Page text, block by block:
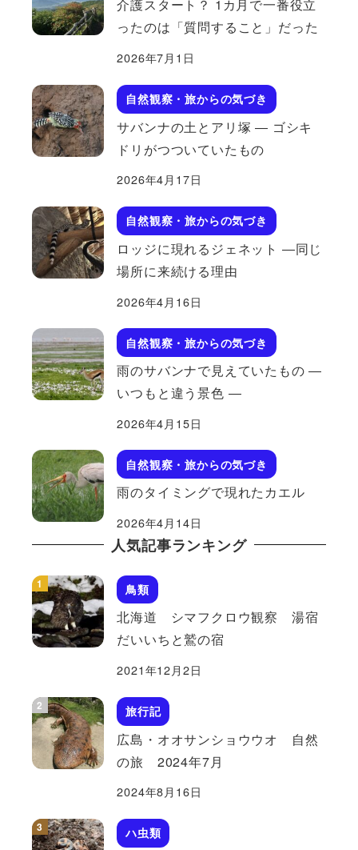
介護スタート？ 1カ月で一番役立
ったのは「質問すること」だった
2026年7月1日
自然観察・旅からの気づき
サバンナの土とアリ塚 ― ゴシキ
ドリがつついていたもの
2026年4月17日
自然観察・旅からの気づき
ロッジに現れるジェネット ―同じ
場所に来続ける理由
2026年4月16日
自然観察・旅からの気づき
雨のサバンナで見えていたもの ―
いつもと違う景色 ―
2026年4月15日
自然観察・旅からの気づき
雨のタイミングで現れたカエル
2026年4月14日
人気記事ランキング
鳥類
北海道 シマフクロウ観察 湯宿
だいいちと鷲の宿
2021年12月2日
旅行記
広島・オオサンショウウオ 自然
の旅 2024年7月
2024年8月16日
ハ虫類